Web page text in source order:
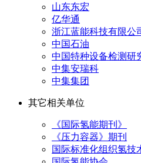
山东东宏
亿华通
浙江蓝能科技有限公
中国石油
中国特种设备检测研
中集安瑞科
中集集团
其它相关单位
《国际氢能期刊》
《压力容器》期刊
国际标准化组织氢技